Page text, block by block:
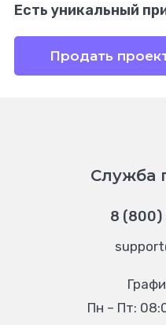
Есть уникальный
Продать
Служба
8
Пн – Пт: